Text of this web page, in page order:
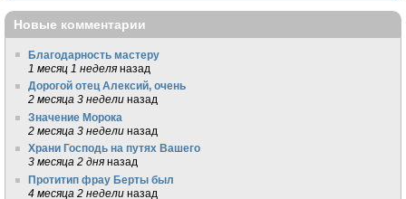
Новые комментарии
Благодарность мастеру
1 месяц 1 неделя назад
Дорогой отец Алексий, очень
2 месяца 3 недели назад
Значение Морока
2 месяца 3 недели назад
Храни Господь на путях Вашего
3 месяца 2 дня назад
Протитип фрау Берты был
4 месяца 2 недели назад